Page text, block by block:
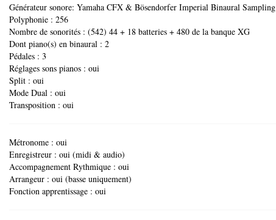
Générateur sonore: Yamaha CFX & Bösendorfer Imperial Binaural Sampling
Polyphonie : 256
Nombre de sonorités : (542) 44 + 18 batteries + 480 de la banque XG
Dont piano(s) en binaural : 2
Pédales : 3
Réglages sons pianos : oui
Split : oui
Mode Dual : oui
Transposition : oui
Métronome : oui
Enregistreur : oui (midi & audio)
Accompagnement Rythmique : oui
Arrangeur : oui (basse uniquement)
Fonction apprentissage : oui